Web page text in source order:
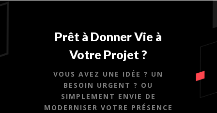
Prêt à Donner Vie à
Votre Projet ?
VOUS AVEZ UNE IDÉE ? UN
BESOIN URGENT ? OU
SIMPLEMENT ENVIE DE
MODERNISER VOTRE PRÉSENCE